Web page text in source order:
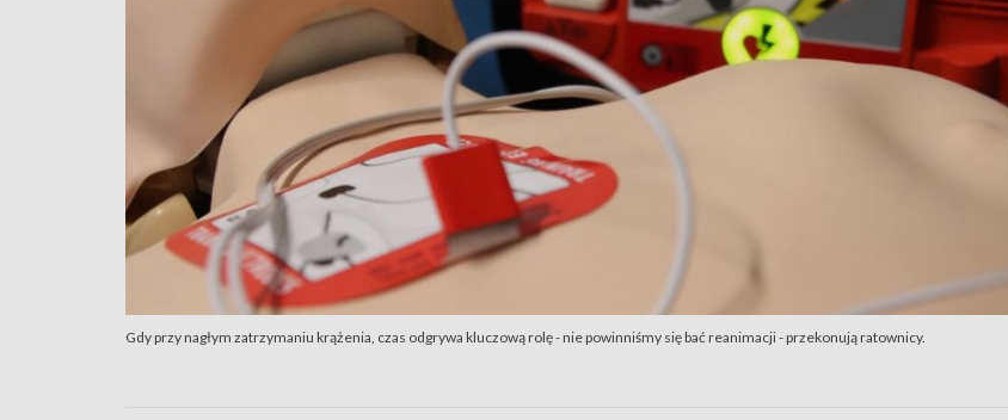
Gdy przy nagłym zatrzymaniu krążenia, czas odgrywa kluczową rolę - nie powinniśmy się bać reanimacji - przekonują ratownicy.